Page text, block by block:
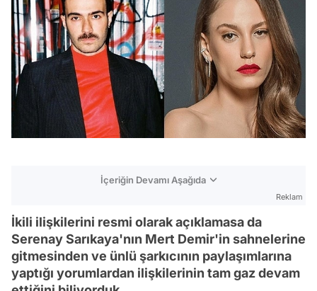
İçeriğin Devamı Aşağıda
Reklam
İkili ilişkilerini resmi olarak açıklamasa da
Serenay Sarıkaya'nın Mert Demir'in sahnelerine
gitmesinden ve ünlü şarkıcının paylaşımlarına
yaptığı yorumlardan ilişkilerinin tam gaz devam